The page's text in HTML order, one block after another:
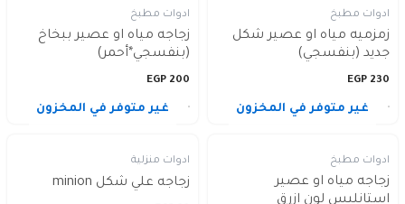
ادوات مطبخ
زمزميه مياه او عصير شكل
جديد (بنفسجي)
230
EGP
ادوات مطبخ
زجاجه مياه او عصير ببخاخ
(بنفسجي*أحمر)
200
EGP
غير متوفر في المخزون
ادوات مطبخ
زجاجه مياه او عصير
استانليس لون ازرق
غير متوفر في المخزون
ادوات منزلية
زجاجه علي شكل minion